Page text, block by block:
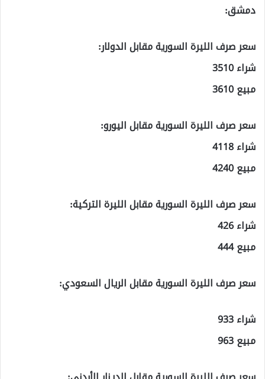
دمشق:
سعر صرف الليرة السورية مقابل الدولار:
شراء 3510
مبيع 3610
سعر صرف الليرة السورية مقابل اليورو:
شراء 4118
مبيع 4240
سعر صرف الليرة السورية مقابل الليرة التركية:
شراء 426
مبيع 444
سعر صرف الليرة السورية مقابل الريال السعودي:
شراء 933
مبيع 963